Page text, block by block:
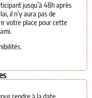
jusqu’à 48h après
il n’y aura pas de
votre place pour cette
rendre à la date